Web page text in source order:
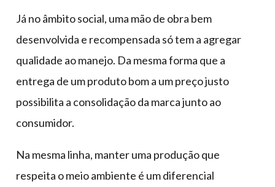
Já no âmbito social, uma mão de obra bem
desenvolvida e recompensada só tem a agregar
qualidade ao manejo. Da mesma forma que a
entrega de um produto bom a um preço justo
possibilita a consolidação da marca junto ao
consumidor.
Na mesma linha, manter uma produção que
respeita o meio ambiente é um diferencial